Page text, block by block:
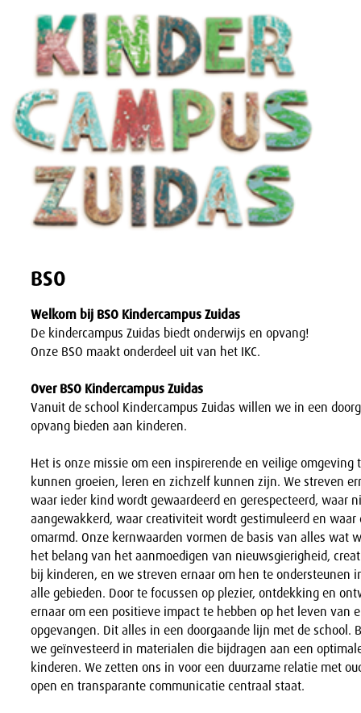
BSO
Welkom bij BSO Kindercampus Zuidas
De kindercampus Zuidas biedt onderwijs en opvang!
Onze BSO maakt onderdeel uit van het IKC.
Over BSO Kindercampus Zuidas
Vanuit de school Kindercampus Zuidas willen we in een
opvang bieden aan kinderen.
Het is onze missie om een inspirerende en veilige omgeving
kunnen groeien, leren en zichzelf kunnen zijn. We streven
waar ieder kind wordt gewaardeerd en gerespecteerd, waar
aangewakkerd, waar creativiteit wordt gestimuleerd en
omarmd. Onze kernwaarden vormen de basis van alles wat
het belang van het aanmoedigen van nieuwsgierigheid,
bij kinderen, en we streven ernaar om hen te ondersteunen
alle gebieden. Door te focussen op plezier, ontdekking en
ernaar om een positieve impact te hebben op het leven van
opgevangen. Dit alles in een doorgaande lijn met de school.
we geïnvesteerd in materialen die bijdragen aan een
kinderen. We zetten ons in voor een duurzame relatie met
open en transparante communicatie centraal staat.